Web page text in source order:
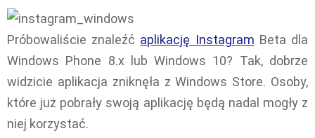
Próbowaliście znaleźć aplikację Instagram Beta dla
Windows Phone 8.x lub Windows 10? Tak, dobrze
widzicie aplikacja zniknęła z Windows Store. Osoby,
które już pobrały swoją aplikację będą nadal mogły z
niej korzystać.